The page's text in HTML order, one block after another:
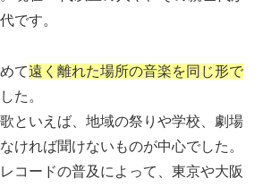
です。
て遠く離れた場所の音楽を同じ形で
た。
といえば、地域の祭りや学校、劇場
ければ聞けないものが中心でした。
コードの普及によって、東京や大阪